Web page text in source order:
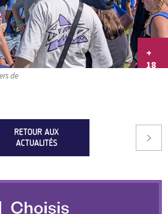
de
+
18
RETOUR AUX
ACTUALITÉS